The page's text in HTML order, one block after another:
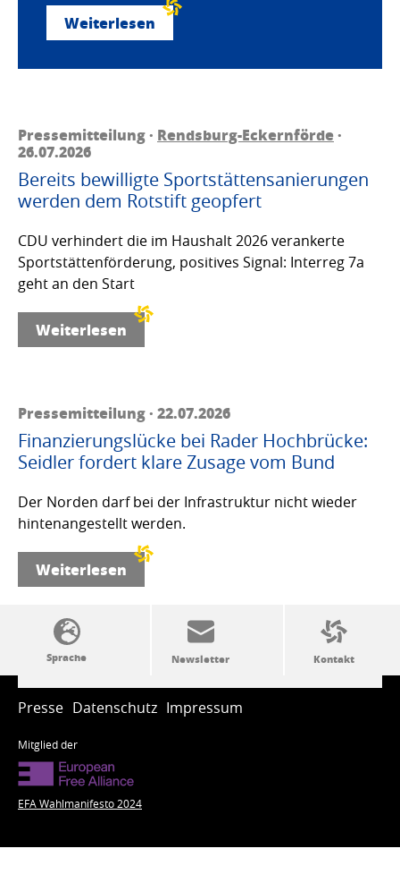
Weiterlesen
Pressemitteilung · Rendsburg-Eckernförde·
26.07.2026
Bereits bewilligte Sportstättensanierungen
werden dem Rotstift geopfert
CDU verhindert die im Haushalt 2026 verankerte
Sportstättenförderung, positives Signal: Interreg 7a
geht an den Start
Weiterlesen
Pressemitteilung · 22.07.2026
Finanzierungslücke bei Rader Hochbrücke:
Seidler fordert klare Zusage vom Bund
Der Norden darf bei der Infrastruktur nicht wieder
hintenangestellt werden.
Weiterlesen
SSW-Politik von A bis Z
Presse Datenschutz Impressum
Mitglied der
EFA Wahlmanifesto 2024